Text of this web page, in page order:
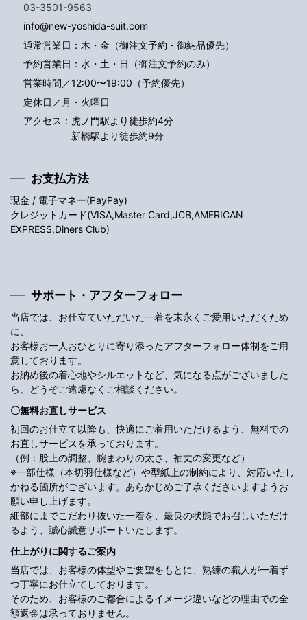
03-3501-9563
info@new-yoshida-suit.com
通常営業日：木・金（御注文予約・御納品優先）
予約営業日：水・土・日（御注文予約のみ）
営業時間／12:00〜19:00（予約優先）
定休日／月・火曜日
アクセス： 虎ノ門駅より徒歩約4分
新橋駅より徒歩約9分
お支払方法
現金 / 電子マネー(PayPay)
クレジットカード(VISA,Master Card,JCB,AMERICAN
EXPRESS,Diners Club)
サポート・アフターフォロー
当店では、お仕立ていただいた一着を末永くご愛用いただくため
に、
お客様お一人おひとりに寄り添ったアフターフォロー体制をご用
意しております。
お納め後の着心地やシルエットなど、気になる点がございました
ら、どうぞご遠慮なくご相談ください。
〇無料お直しサービス
初回のお仕立て以降も、快適にご着用いただけるよう、無料での
お直しサービスを承っております。
（例：股上の調整、腕まわりの太さ、袖丈の変更など）
※一部仕様（本切羽仕様など）や型紙上の制約により、対応いたし
かねる箇所がございます。あらかじめご了承くださいますようお
願い申し上げます。
細部にまでこだわり抜いた一着を、最良の状態でお召しいただけ
るよう、誠心誠意サポートいたします。
仕上がりに関するご案内
当店では、お客様の体型やご要望をもとに、熟練の職人が一着ず
つ丁寧にお仕立てしております。
そのため、お客様のご都合によるイメージ違いなどの理由での全
額返金は承っておりません。